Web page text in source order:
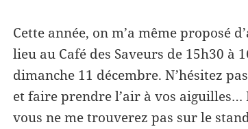
Cette année, on m’a même proposé
lieu au Café des Saveurs de 15h30 à
dimanche 11 décembre. N’hésitez
et faire prendre l’air à vos
vous ne me trouverez pas sur le